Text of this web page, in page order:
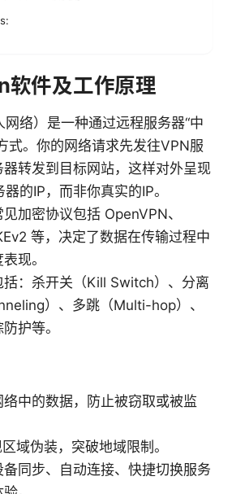
软件及工作原理
络）是一种通过远程服务器“中
式。你的网络请求先发往VPN服
转发到目标网站，这样对外呈现
的IP，而非你真实的IP。
加密协议包括 OpenVPN、
等，决定了数据在传输过程中
现。
括：杀开关（Kill Switch）、分离
）、多跳（Multi-hop）、
护等。
中的数据，防止被窃取或被监
域伪装，突破地域限制。
同步、自动连接、快捷切换服务